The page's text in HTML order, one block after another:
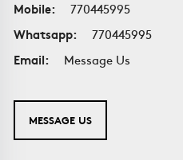
Mobile:
770445995
Whatsapp:
770445995
Email:
Message Us
MESSAGE US